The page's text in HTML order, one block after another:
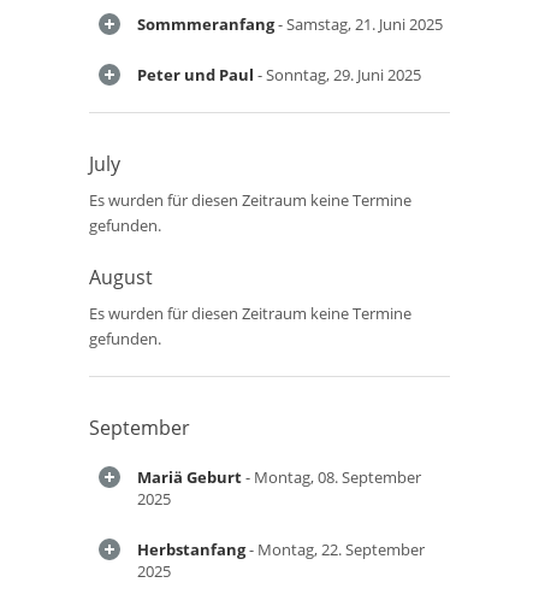
Sommmeranfang- Samstag, 21. Juni 2025
Peter und Paul - Sonntag, 29. Juni 2025
July
Es wurden für diesen Zeitraum keine Termine
gefunden.
August
Es wurden für diesen Zeitraum keine Termine
gefunden.
September
Mariä Geburt- Montag, 08. September
2025
Herbstanfang- Montag, 22. September
2025